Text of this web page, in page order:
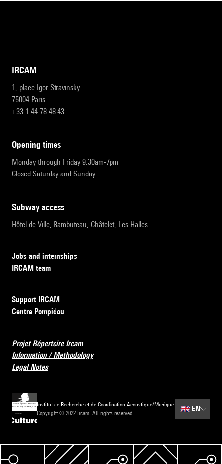
IRCAM
1, place Igor-Stravinsky
75004 Paris
+33 1 44 78 48 43
opening times
Monday through Friday 9:30am-7pm
Closed Saturday and Sunday
subway access
Hôtel de Ville, Rambuteau, Châtelet, Les Halles
Jobs and internships
IRCAM team
Support IRCAM
Centre Pompidou
Projet Répertoire Ircam
Information / Methodology
Legal Notes
Institut de Recherche et de Coordination Acoustique/Musique
Copyright © 2022 Ircam. All rights reserved.
🇬🇧 EN